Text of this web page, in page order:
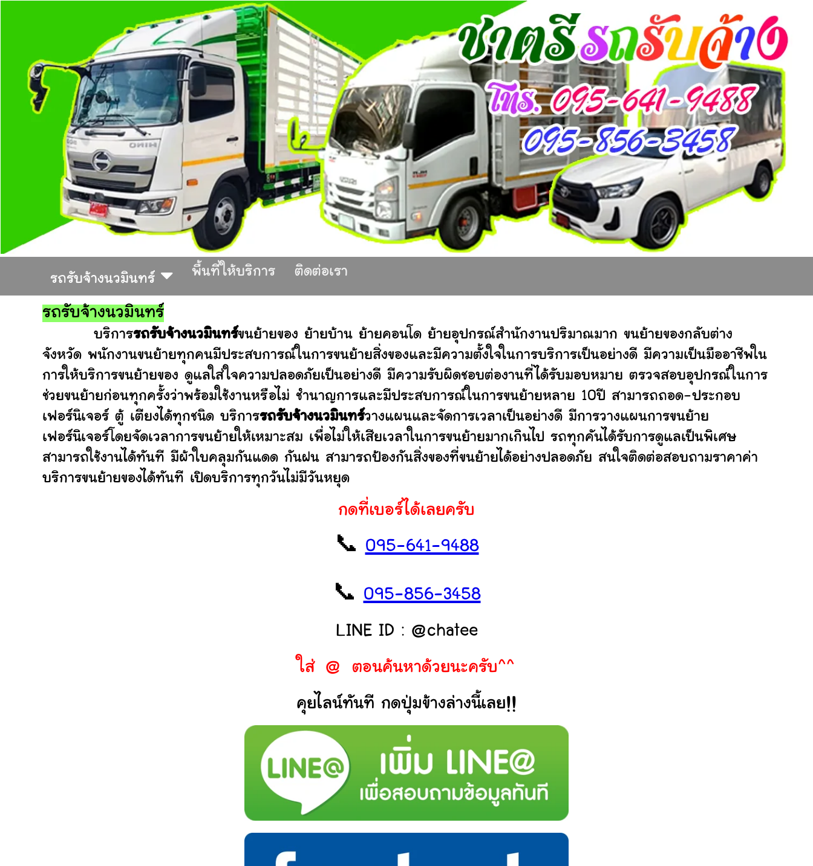
รถรับจ้างนวมินทร์
พื้นที่ให้บริการ ติดต่อเรา
รถรับจ้างนวมินทร์
บริการรถรับจ้างนวมินทร์ขนย้ายของ ย้ายบ้าน ย้ายคอนโด ย้ายอุปกรณ์สำนักงานปริมาณมาก ขนย้ายของกลับต่าง
จังหวัด พนักงานขนย้ายทุกคนมีประสบการณ์ในการขนย้ายสิ่งของและมีความตั้งใจในการบริการเป็นอย่างดี มีความเป็นมืออาชีพใน
การให้บริการขนย้ายของ ดูแลใส่ใจความปลอดภัยเป็นอย่างดี มีความรับผิดชอบต่องานที่ได้รับมอบหมาย ตรวจสอบอุปกรณ์ในการ
ช่วยขนย้ายก่อนทุกครั้งว่าพร้อมใช้งานหรือไม่ ชำนาญการและมีประสบการณ์ในการขนย้ายหลาย 10ปี สามารถถอด-ประกอบ
เฟอร์นิเจอร์ ตู้ เตียงได้ทุกชนิด บริการรถรับจ้างนวมินทร์วางแผนและจัดการเวลาเป็นอย่างดี มีการวางแผนการขนย้าย
เฟอร์นิเจอร์โดยจัดเวลาการขนย้ายให้เหมาะสม เพื่อไม่ให้เสียเวลาในการขนย้ายมากเกินไป รถทุกคันได้รับการดูแลเป็นพิเศษ
สามารถใช้งานได้ทันที มีผ้าใบคลุมกันแดด กันฝน สามารถป้องกันสิ่งของที่ขนย้ายได้อย่างปลอดภัย สนใจติดต่อสอบถามราคาค่า
บริการขนย้ายของได้ทันที เปิดบริการทุกวันไม่มีวันหยุด
กดที่เบอร์ได้เลยครับ
📞 095-641-9488
📞 095-856-3458
LINE ID : @chatee
ใส่ @ ตอนค้นหาด้วยนะครับ^^
คุยไลน์ทันที กดปุ่มข้างล่างนี้เลย!!